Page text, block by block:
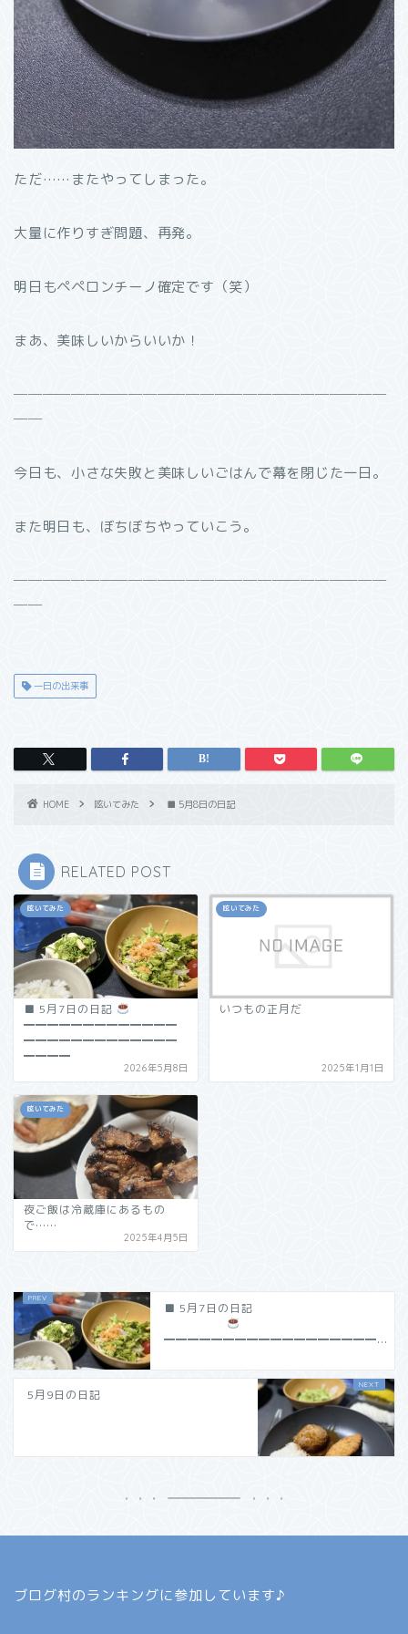
ただ……またやってしまった。
大量に作りすぎ問題、再発。
明日もペペロンチーノ確定です（笑）
まあ、美味しいからいいか！
──────────────────────────
──
今日も、小さな失敗と美味しいごはんで幕を閉じた一日。
また明日も、ぼちぼちやっていこう。
──────────────────────────
──
一日の出来事
HOME 呟いてみた ■ 5月8日の日記
RELATED POST
呟いてみた
■ 5月7日の日記
━━━━━━━━━━━━━
━━━━━━━━━━━━━
━━━━
2026年5月8日
呟いてみた
いつもの正月だ
2025年1月1日
呟いてみた
夜ご飯は冷蔵庫にあるもの
で……
2025年4月5日
■ 5月7日の日記
━━━━━━━━━━━━━━━━━━...
5月9日の日記
ブログ村のランキングに参加しています♪